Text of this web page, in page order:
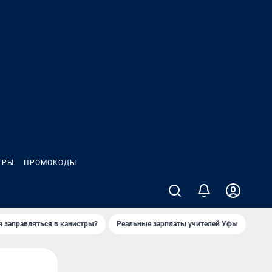
ПРОМОКОДЫ
заправляться в канистры? Реальные зарплаты учителей Уфы